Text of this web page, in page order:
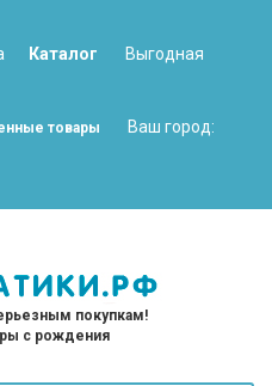
Каталог
Выгодная
товары
Ваш город:
покупкам!
с рождения